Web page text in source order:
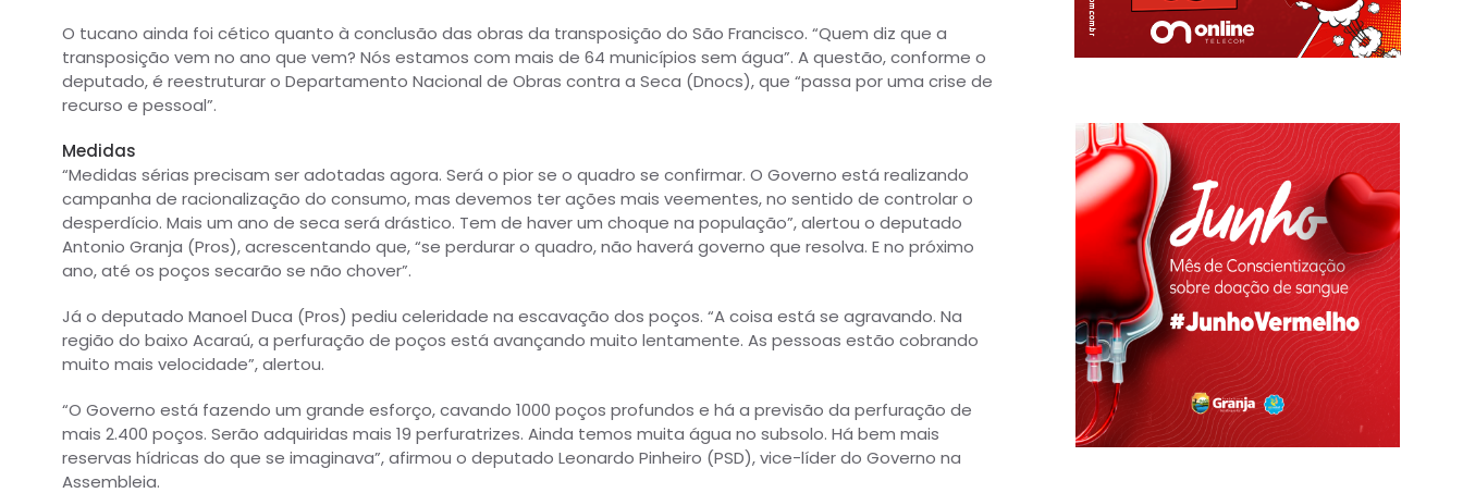
O tucano ainda foi cético quanto à conclusão das obras da transposição do São Francisco. “Quem diz que a
transposição vem no ano que vem? Nós estamos com mais de 64 municípios sem água”. A questão, conforme o
deputado, é reestruturar o Departamento Nacional de Obras contra a Seca (Dnocs), que “passa por uma crise de
recurso e pessoal”.
Medidas
“Medidas sérias precisam ser adotadas agora. Será o pior se o quadro se confirmar. O Governo está realizando
campanha de racionalização do consumo, mas devemos ter ações mais veementes, no sentido de controlar o
desperdício. Mais um ano de seca será drástico. Tem de haver um choque na população”, alertou o deputado
Antonio Granja (Pros), acrescentando que, “se perdurar o quadro, não haverá governo que resolva. E no próximo
ano, até os poços secarão se não chover”.
Já o deputado Manoel Duca (Pros) pediu celeridade na escavação dos poços. “A coisa está se agravando. Na
região do baixo Acaraú, a perfuração de poços está avançando muito lentamente. As pessoas estão cobrando
muito mais velocidade”, alertou.
“O Governo está fazendo um grande esforço, cavando 1000 poços profundos e há a previsão da perfuração de
mais 2.400 poços. Serão adquiridas mais 19 perfuratrizes. Ainda temos muita água no subsolo. Há bem mais
reservas hídricas do que se imaginava”, afirmou o deputado Leonardo Pinheiro (PSD), vice-líder do Governo na
Assembleia.